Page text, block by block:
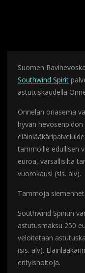
Suomen
Southwind Spirit
astutuskaudella
Onnelan oriasema
hyvän
tammoille edullisen
euroa, varsallisilta
vuorokausi (sis. alv).
Tammoja
Southwind Spiritin
astutusmaksu 250
veloitetaan
(sis. alv).
erityishoitoja.